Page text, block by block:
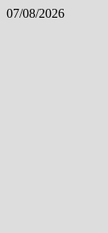
Skip
07/08/2026